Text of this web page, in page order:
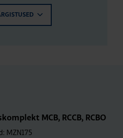
MCB, RCCB, RCBO
MZN175